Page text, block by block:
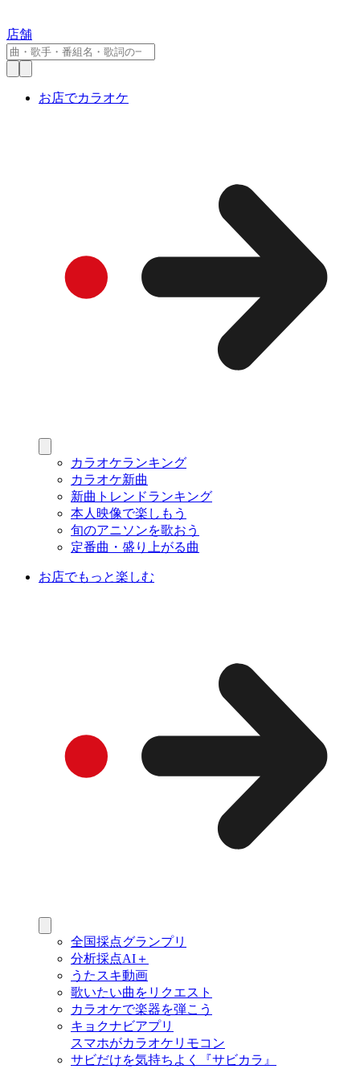
店舗
お店でカラオケ
カラオケランキング
カラオケ新曲
新曲トレンドランキング
本人映像で楽しもう
旬のアニソンを歌おう
定番曲・盛り上がる曲
お店でもっと楽しむ
全国採点グランプリ
分析採点AI＋
うたスキ動画
歌いたい曲をリクエスト
カラオケで楽器を弾こう
キョクナビアプリ
スマホがカラオケリモコン
サビだけを気持ちよく『サビカラ』